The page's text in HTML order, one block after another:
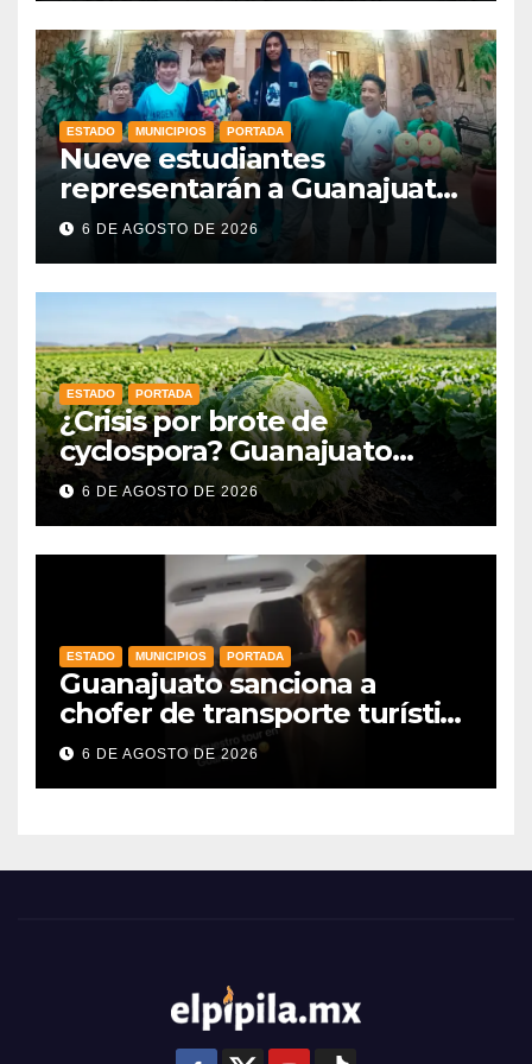
ESTADO MUNICIPIOS PORTADA
Nueve estudiantes
representarán a Guanajuato
en la Olimpiada Mexicana de
Matemáticas 2026
6 DE AGOSTO DE 2026
ESTADO PORTADA
¿Crisis por brote de
cyclospora? Guanajuato
mantiene intactas sus
exportaciones
6 DE AGOSTO DE 2026
ESTADO MUNICIPIOS PORTADA
Guanajuato sanciona a
chofer de transporte turístico
e intensifica operativos de
vigilancia
6 DE AGOSTO DE 2026